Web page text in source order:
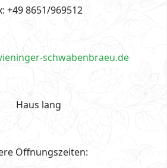
+49 8651/969512
schwabenbraeu.de
Öffnungszeiten: